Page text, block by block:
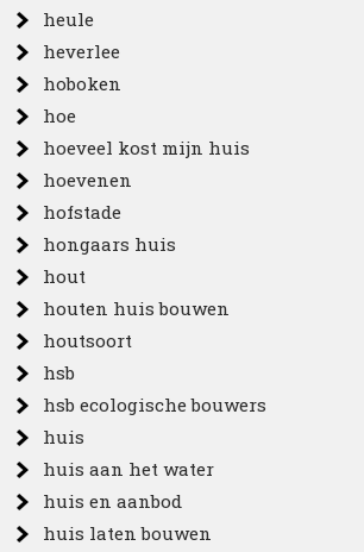
heule
heverlee
hoboken
hoe
hoeveel kost mijn huis
hoevenen
hofstade
hongaars huis
hout
houten huis bouwen
houtsoort
hsb
hsb ecologische bouwers
huis
huis aan het water
huis en aanbod
huis laten bouwen